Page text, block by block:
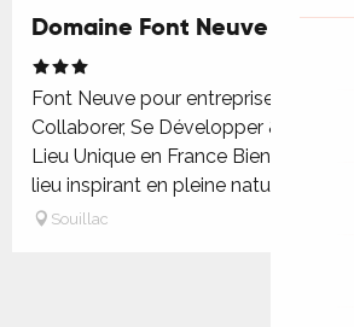
Domaine Font Neuve
Font Neuve pour entreprises et
Collaborer, Se Développer & Créer
Lieu Unique en France Bienvenue à
lieu inspirant en pleine nature...
Souillac